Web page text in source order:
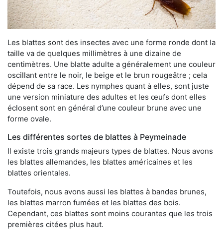
Les blattes sont des insectes avec une forme ronde dont la
taille va de quelques millimètres à une dizaine de
centimètres. Une blatte adulte a généralement une couleur
oscillant entre le noir, le beige et le brun rougeâtre ; cela
dépend de sa race. Les nymphes quant à elles, sont juste
une version miniature des adultes et les œufs dont elles
éclosent sont en général d’une couleur brune avec une
forme ovale.
Les différentes sortes de blattes à Peymeinade
Il existe trois grands majeurs types de blattes. Nous avons
les blattes allemandes, les blattes américaines et les
blattes orientales.
Toutefois, nous avons aussi les blattes à bandes brunes,
les blattes marron fumées et les blattes des bois.
Cependant, ces blattes sont moins courantes que les trois
premières citées plus haut.